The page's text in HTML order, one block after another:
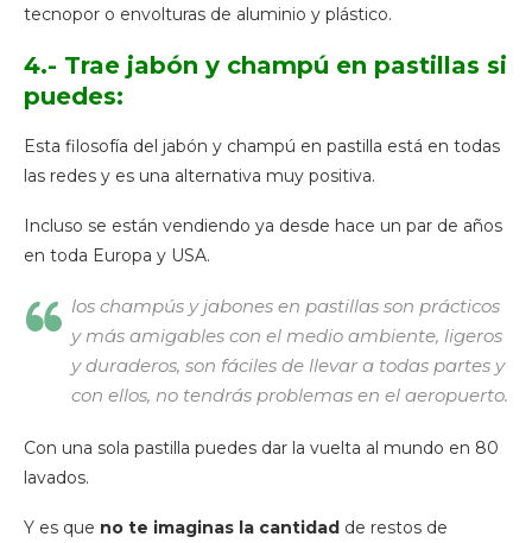
tecnopor o envolturas de aluminio y plástico.
4.- Trae jabón y champú en pastillas si
puedes:
Esta filosofía del jabón y champú en pastilla está en todas
las redes y es una alternativa muy positiva.
Incluso se están vendiendo ya desde hace un par de años
en toda Europa y USA.
los champús y jabones en pastillas son prácticos
y más amigables con el medio ambiente, ligeros
y duraderos, son fáciles de llevar a todas partes y
con ellos, no tendrás problemas en el aeropuerto.
Con una sola pastilla puedes dar la vuelta al mundo en 80
lavados.
Y es que no te imaginas la cantidad de restos de